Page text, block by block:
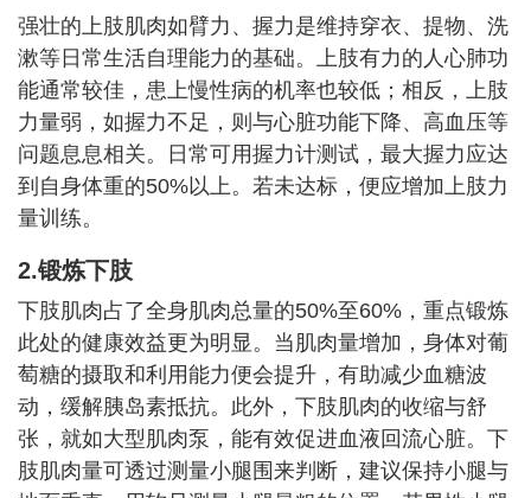
强壮的上肢肌肉如臂力、握力是维持穿衣、提物、洗
漱等日常生活自理能力的基础。上肢有力的人心肺功
能通常较佳，患上慢性病的机率也较低；相反，上肢
力量弱，如握力不足，则与心脏功能下降、高血压等
问题息息相关。日常可用握力计测试，最大握力应达
到自身体重的50%以上。若未达标，便应增加上肢力
量训练。
2.锻炼下肢
下肢肌肉占了全身肌肉总量的50%至60%，重点锻炼
此处的健康效益更为明显。当肌肉量增加，身体对葡
萄糖的摄取和利用能力便会提升，有助减少血糖波
动，缓解胰岛素抵抗。此外，下肢肌肉的收缩与舒
张，就如大型肌肉泵，能有效促进血液回流心脏。下
肢肌肉量可透过测量小腿围来判断，建议保持小腿与